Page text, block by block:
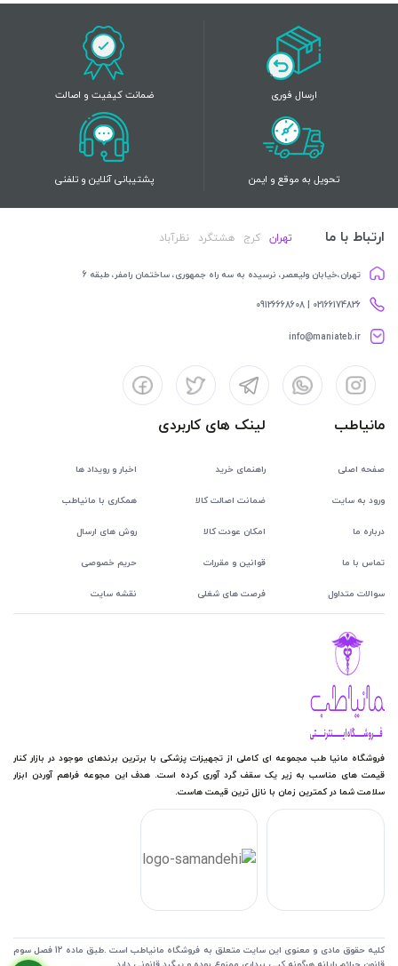
ارسال فوری ضمانت کیفیت و اصالت
تحویل به موقع و ایمن پشتیبانی آنلاین و تلفنی
ارتباط با ما تهران کرج هشتگرد نظرآباد
تهران،خیابان ولیعصر، نرسیده به سه راه جمهوری، ساختمان رامفر، طبقه 6
02166174826 | 09126668608
info@maniateb.ir
مانیاطب
صفحه اصلی
ورود به سایت
درباره ما
تماس با ما
سوالات متداول
لینک های کاربردی
راهنمای خرید اخبار و رویداد ها
ضمانت اصالت کالا همکاری با مانیاطب
امکان عودت کالا روش های ارسال
قوانین و مقررات حریم خصوصی
فرصت های شغلی نقشه سایت
فروشگاه مانیا طب مجموعه ای کاملی از تجهیزات پزشکی با برترین برندهای موجود در بازار کنار
قیمت های مناسب به زیر یک سقف گرد آوری کرده است. هدف این مجوعه فراهم آوردن ابزار
سلامت شما در کمترین زمان با نازل ترین قیمت هاست.
کلیه حقوق مادی و معنوی این سایت متعلق به فروشگاه مانیاطب است .طبق ماده 12 فصل سوم